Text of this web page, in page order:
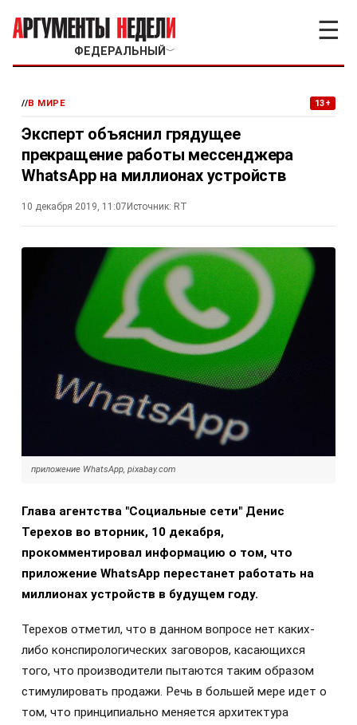
ФЕДЕРАЛЬНЫЙ ﹀
☰
//В МИРЕ 13+
Эксперт объяснил грядущее
прекращение работы мессенджера
WhatsApp на миллионах устройств
10 декабря 2019, 11:07 Источник: RT
приложение WhatsApp, pixabay.com
Глава агентства "Социальные сети" Денис
Терехов во вторник, 10 декабря,
прокомментировал информацию о том, что
приложение WhatsApp перестанет работать на
миллионах устройств в будущем году.
Терехов отметил, что в данном вопросе нет каких-
либо конспирологических заговоров, касающихся
того, что производители пытаются таким образом
стимулировать продажи. Речь в большей мере идет о
том, что принципиально меняется архитектура